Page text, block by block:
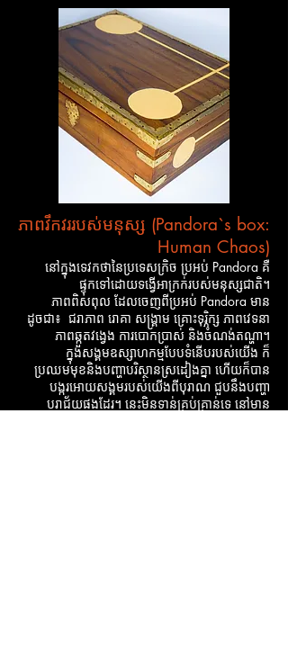
ភាពវឹកវររបស់មនុស្ស (Pandora`s box:
Human Chaos)
នៅក្នុងទេវកថានៃប្រទេសក្រិច ប្រអប់ Pandora គឺ
ផ្ទុកទៅដោយទង្វើអាក្រក់របស់មនុស្សជាតិ។
ភាពពិសពុល ដែលចេញពីប្រអប់​ Pandora មាន
ដូចជា៖ ជរាភាព រោគា សង្គ្រាម គ្រោះទុរ្ភិក្ស ភាពវេទនា
ភាពឆ្កួតវង្វេង ការបោកប្រាស់ និងចំណង់តណ្ហា។
ក្នុងសង្គមឧស្សាហកម្មបែបទំនើបរបស់យើង ក៏
ប្រឈមមុខនិងបញ្ហាបរិស្ថានស្រដៀងគ្នា ហើយក៏បាន
បង្ករអោយសង្គមរបស់យើងពីបុរាណ ជួបនឹងបញ្ហា
បរាជ័យផងដែរ។ នេះមិនទាន់គ្រប់គ្រាន់ទេ នៅមាន